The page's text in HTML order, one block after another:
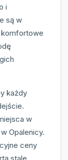
i
są w
każdy
w
Opalenicy.
ceny